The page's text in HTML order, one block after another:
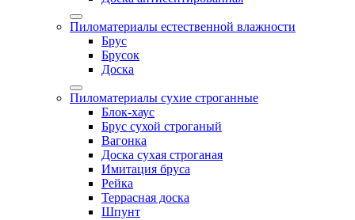
Пиломатериалы естественной влажности
Брус
Брусок
Доска
Пиломатериалы сухие строганные
Блок-хаус
Брус сухой строганый
Вагонка
Доска сухая строганая
Имитация бруса
Рейка
Террасная доска
Шпунт